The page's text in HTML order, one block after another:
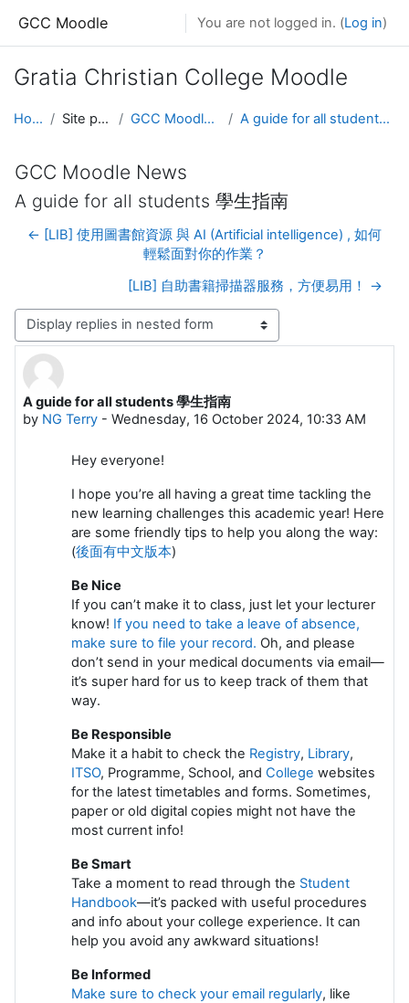
GCC Moodle You are not logged in. (Log in)
Gratia Christian College Moodle
Home Site pages GCC Moodle News A guide for all students 學生指南
GCC Moodle News
A guide for all students 學生指南
← [LIB] 使用圖書館資源 與 AI (Artificial intelligence) , 如何
輕鬆面對你的作業？
[LIB] 自助書籍掃描器服務，方便易用！ →
Display mode
A guide for all students 學生指南
by NG Terry - Wednesday, 16 October 2024, 10:33 AM
Number of replies: 0
Hey everyone!
I hope you’re all having a great time tackling the
new learning challenges this academic year! Here
are some friendly tips to help you along the way:
(後面有中文版本)
Be Nice
If you can’t make it to class, just let your lecturer
know! If you need to take a leave of absence,
make sure to file your record. Oh, and please
don’t send in your medical documents via email—
it’s super hard for us to keep track of them that
way.
Be Responsible
Make it a habit to check the Registry, Library,
ITSO, Programme, School, and College websites
for the latest timetables and forms. Sometimes,
paper or old digital copies might not have the
most current info!
Be Smart
Take a moment to read through the Student
Handbook—it’s packed with useful procedures
and info about your college experience. It can
help you avoid any awkward situations!
Be Informed
Make sure to check your email regularly, like